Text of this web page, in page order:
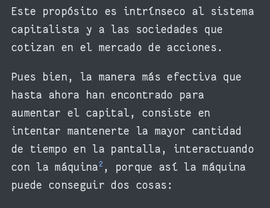
Este propósito es intrínseco al sistema
capitalista y a las sociedades que
cotizan en el mercado de acciones.
Pues bien, la manera más efectiva que
hasta ahora han encontrado para
aumentar el capital, consiste en
intentar mantenerte la mayor cantidad
de tiempo en la pantalla, interactuando
con la máquina2 , porque así la máquina
puede conseguir dos cosas: